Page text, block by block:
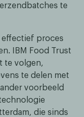
te
effectief proces
IBM Food Trust
te volgen,
te delen met
voorbeeld
die sinds